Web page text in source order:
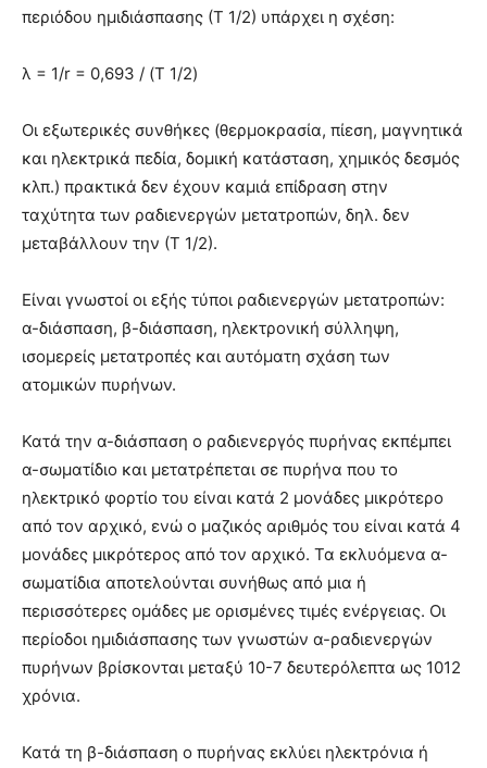
περιόδου ημιδιάσπασης (Τ 1/2) υπάρχει η σχέση:
λ = 1/r = 0,693 / (Τ 1/2)
Οι εξωτερικές συνθήκες (θερμοκρασία, πίεση, μαγνητικά
και ηλεκτρικά πεδία, δομική κατάσταση, χημικός δεσμός
κλπ.) πρακτικά δεν έχουν καμιά επίδραση στην
ταχύτητα των ραδιενεργών μετατροπών, δηλ. δεν
μεταβάλλουν την (Τ 1/2).
Είναι γνωστοί οι εξής τύποι ραδιενεργών μετατροπών:
α-διάσπαση, β-διάσπαση, ηλεκτρονική σύλληψη,
ισομερείς μετατροπές και αυτόματη σχάση των
ατομικών πυρήνων.
Κατά την α-διάσπαση ο ραδιενεργός πυρήνας εκπέμπει
α-σωματίδιο και μετατρέπεται σε πυρήνα που το
ηλεκτρικό φορτίο του είναι κατά 2 μονάδες μικρότερο
από τον αρχικό, ενώ ο μαζικός αριθμός του είναι κατά 4
μονάδες μικρότερος από τον αρχικό. Τα εκλυόμενα α-
σωματίδια αποτελούνται συνήθως από μια ή
περισσότερες ομάδες με ορισμένες τιμές ενέργειας. Οι
περίοδοι ημιδιάσπασης των γνωστών α-ραδιενεργών
πυρήνων βρίσκονται μεταξύ 10-7 δευτερόλεπτα ως 1012
χρόνια.
Κατά τη β-διάσπαση ο πυρήνας εκλύει ηλεκτρόνια ή